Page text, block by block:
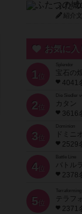
ふた
紹介
お気に
1 位
宝石の
4041
2 位
Die Siedler
カタン
3616
3 位
ドミニ
2529
4位
Battle Line
バトル
2378
5 位
Terraforming
テラフ
2371